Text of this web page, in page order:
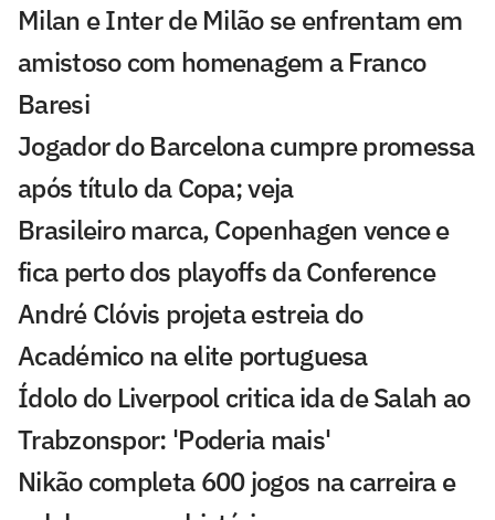
Milan e Inter de Milão se enfrentam em
amistoso com homenagem a Franco
Baresi
Jogador do Barcelona cumpre promessa
após título da Copa; veja
Brasileiro marca, Copenhagen vence e
fica perto dos playoffs da Conference
André Clóvis projeta estreia do
Académico na elite portuguesa
Ídolo do Liverpool critica ida de Salah ao
Trabzonspor: 'Poderia mais'
Nikão completa 600 jogos na carreira e